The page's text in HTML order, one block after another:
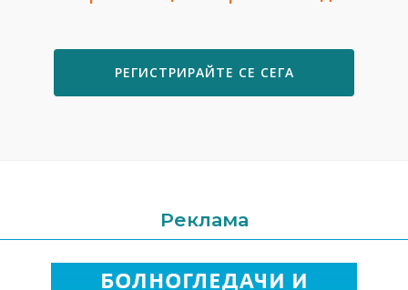
РЕГИСТРИРАЙТЕ СЕ СЕГА
Реклама